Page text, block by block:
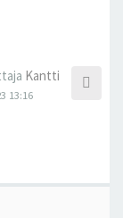
Kantti
13:16